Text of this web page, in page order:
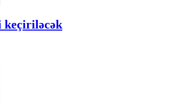
keçiriləcək